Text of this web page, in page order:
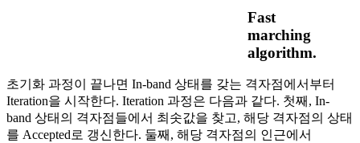
Fast
marching
algorithm.
초기화 과정이 끝나면 In-band 상태를 갖는 격자점에서부터
Iteration을 시작한다. Iteration 과정은 다음과 같다. 첫째, In-
band 상태의 격자점들에서 최솟값을 찾고, 해당 격자점의 상태
를 Accepted로 갱신한다. 둘째, 해당 격자점의 인근에서